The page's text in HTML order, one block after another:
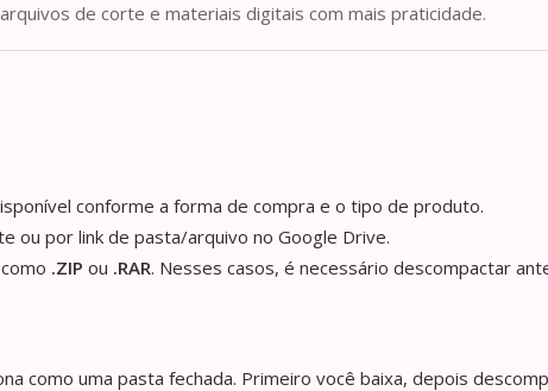
de corte e materiais digitais com mais praticidade.
conforme a forma de compra e o tipo de produto.
ou por link de pasta/arquivo no Google Drive.
.ZIP ou .RAR. Nesses casos, é necessário descompactar
como uma pasta fechada. Primeiro você baixa, depois